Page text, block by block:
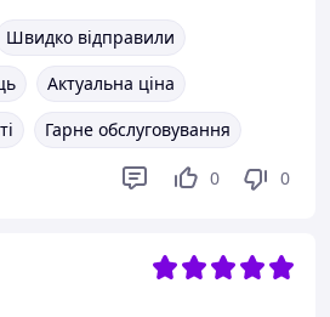
Швидко відправили
Актуальна ціна
Гарне обслуговування
0 0